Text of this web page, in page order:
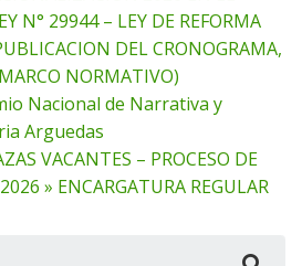
N° 29944 – LEY DE REFORMA
DEL CRONOGRAMA,
NORMATIVO)
Nacional de Narrativa y
Arguedas
VACANTES – PROCESO DE
» ENCARGATURA REGULAR